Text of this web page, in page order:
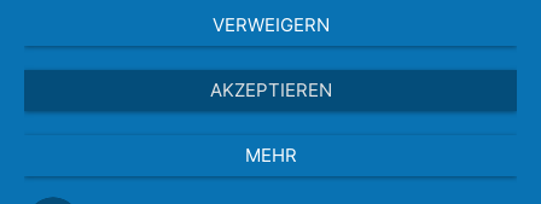
VERWEIGERN
AKZEPTIEREN
MEHR